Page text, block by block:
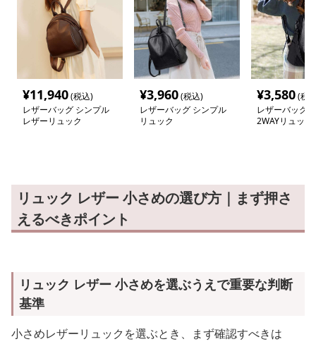
¥11,940(税込)
レザーバッグ シンプル
レザーリュック
¥3,960(税込)
レザーバッグ シンプル
リュック
¥3,580(税
レザーバッグ
2WAYリュック
リュック レザー 小さめの選び方｜まず押さ
えるべきポイント
リュック レザー 小さめを選ぶうえで重要な判断
基準
小さめレザーリュックを選ぶとき、まず確認すべきは